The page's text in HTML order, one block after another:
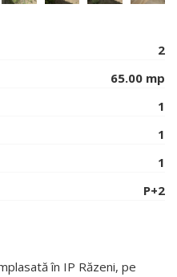
2
65.00 mp
1
1
1
P+2
în IP Răzeni, pe